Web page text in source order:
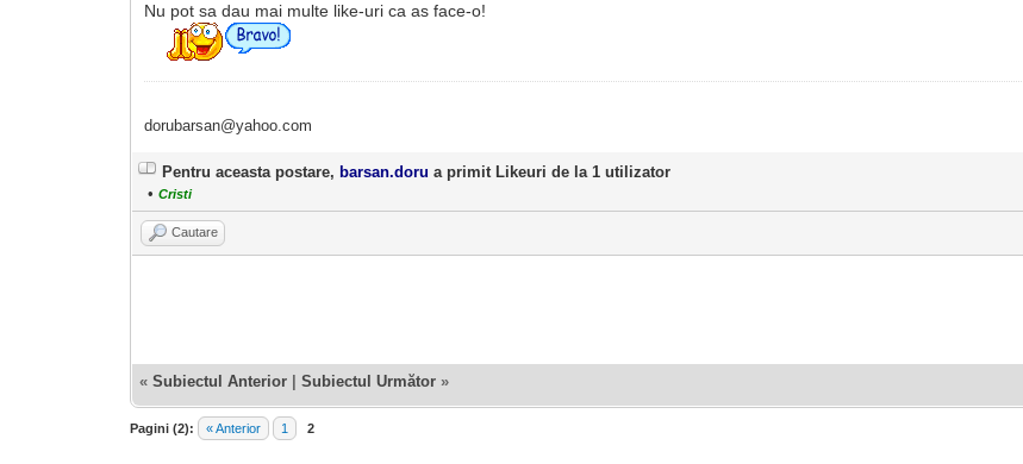
Nu pot sa dau mai multe like-uri ca as face-o!
dorubarsan@yahoo.com
Pentru aceasta postare, barsan.doru a primit Likeuri de la 1 utilizator
•Cristi
Cautare
«Subiectul Anterior |Subiectul Următor »
Pagini (2): « Anterior 1 2